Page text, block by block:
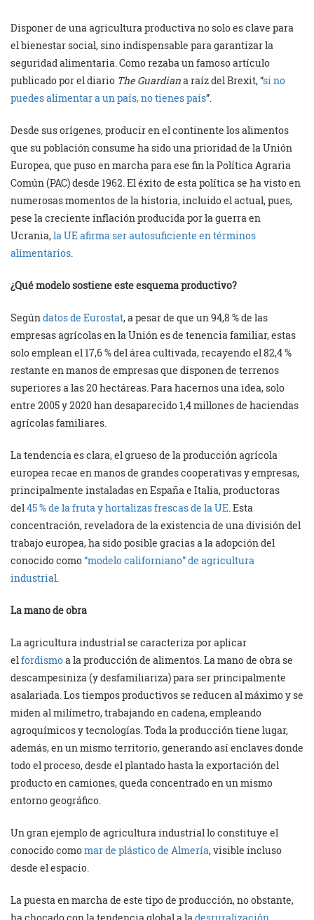
Disponer de una agricultura productiva no solo es clave para
el bienestar social, sino indispensable para garantizar la
seguridad alimentaria. Como rezaba un famoso artículo
publicado por el diario The Guardiana raíz del Brexit, “si no
puedes alimentar a un país, no tienes país”.
Desde sus orígenes, producir en el continente los alimentos
que su población consume ha sido una prioridad de la Unión
Europea, que puso en marcha para ese fin la Política Agraria
Común (PAC) desde 1962. El éxito de esta política se ha visto en
numerosas momentos de la historia, incluido el actual, pues,
pese la creciente inflación producida por la guerra en
Ucrania,la UE afirma ser autosuficiente en términos
alimentarios.
¿Qué modelo sostiene este esquema productivo?
Segúndatos de Eurostat, a pesar de que un 94,8 % de las
empresas agrícolas en la Unión es de tenencia familiar, estas
solo emplean el 17,6 % del área cultivada, recayendo el 82,4 %
restante en manos de empresas que disponen de terrenos
superiores a las 20 hectáreas. Para hacernos una idea, solo
entre 2005 y 2020 han desaparecido 1,4 millones de haciendas
agrícolas familiares.
La tendencia es clara, el grueso de la producción agrícola
europea recae en manos de grandes cooperativas y empresas,
principalmente instaladas en España e Italia, productoras
del45 % de la fruta y hortalizas frescas de la UE. Esta
concentración, reveladora de la existencia de una división del
trabajo europea, ha sido posible gracias a la adopción del
conocido como“modelo californiano” de agricultura
industrial.
La mano de obra
La agricultura industrial se caracteriza por aplicar
elfordismoa la producción de alimentos. La mano de obra se
descampesiniza (y desfamiliariza) para ser principalmente
asalariada. Los tiempos productivos se reducen al máximo y se
miden al milímetro, trabajando en cadena, empleando
agroquímicos y tecnologías. Toda la producción tiene lugar,
además, en un mismo territorio, generando así enclaves donde
todo el proceso, desde el plantado hasta la exportación del
producto en camiones, queda concentrado en un mismo
entorno geográfico.
Un gran ejemplo de agricultura industrial lo constituye el
conocido comomar de plástico de Almería, visible incluso
desde el espacio.
La puesta en marcha de este tipo de producción, no obstante,